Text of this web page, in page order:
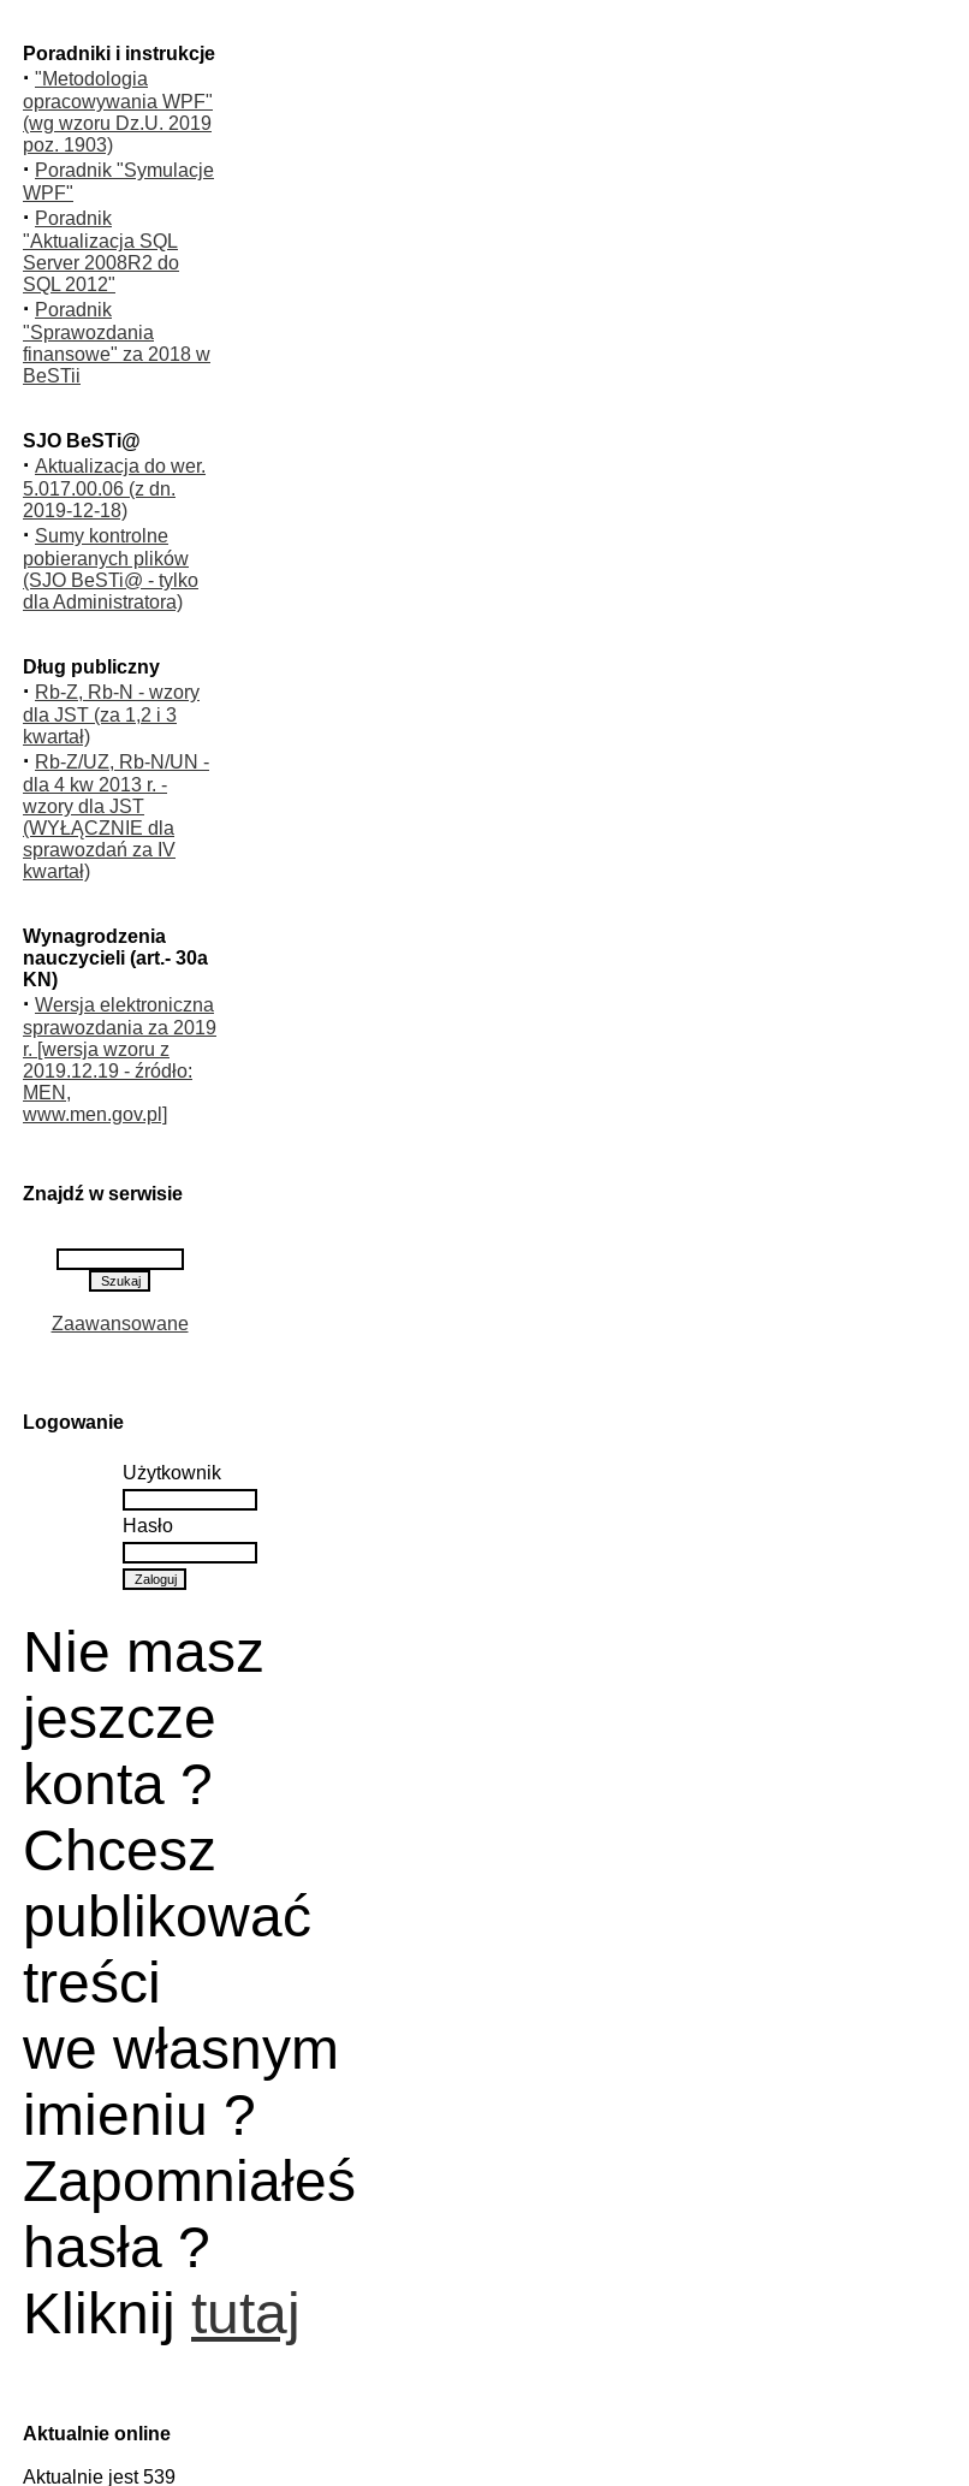
Poradniki i instrukcje
· "Metodologia
opracowywania WPF"
(wg wzoru Dz.U. 2019
poz. 1903)
· Poradnik "Symulacje
WPF"
· Poradnik
"Aktualizacja SQL
Server 2008R2 do
SQL 2012"
· Poradnik
"Sprawozdania
finansowe" za 2018 w
BeSTii
SJO BeSTi@
· Aktualizacja do wer.
5.017.00.06 (z dn.
2019-12-18)
· Sumy kontrolne
pobieranych plików
(SJO BeSTi@ - tylko
dla Administratora)
Dług publiczny
· Rb-Z, Rb-N - wzory
dla JST (za 1,2 i 3
kwartał)
· Rb-Z/UZ, Rb-N/UN -
dla 4 kw 2013 r. -
wzory dla JST
(WYŁĄCZNIE dla
sprawozdań za IV
kwartał)
Wynagrodzenia
nauczycieli (art.- 30a
KN)
· Wersja elektroniczna
sprawozdania za 2019
r. [wersja wzoru z
2019.12.19 - źródło:
MEN,
www.men.gov.pl]
Znajdź w serwisie
Zaawansowane
Logowanie
Użytkownik
Hasło
Nie masz
jeszcze
konta ?
Chcesz
publikować
treści
we własnym
imieniu ?
Zapomniałeś
hasła ?
Kliknij tutaj
Aktualnie online
Aktualnie jest 539